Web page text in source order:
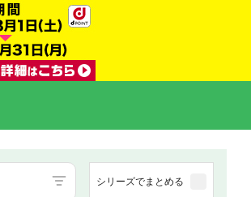
シリーズでまとめる